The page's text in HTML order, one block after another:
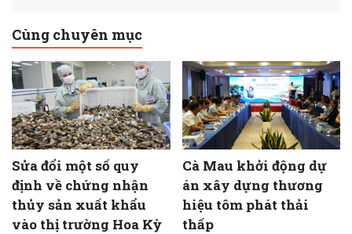
Cùng chuyên mục
Sửa đổi một số quy
định về chứng nhận
thủy sản xuất khẩu
vào thị trường Hoa Kỳ
Cà Mau khởi động dự
án xây dựng thương
hiệu tôm phát thải
thấp